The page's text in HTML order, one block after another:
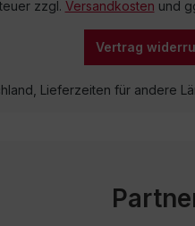
zzgl. Versandkosten und
Vertrag
Lieferzeiten für andere